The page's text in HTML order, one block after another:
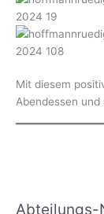
Mit diesem
Abendessen
Abteilungs-